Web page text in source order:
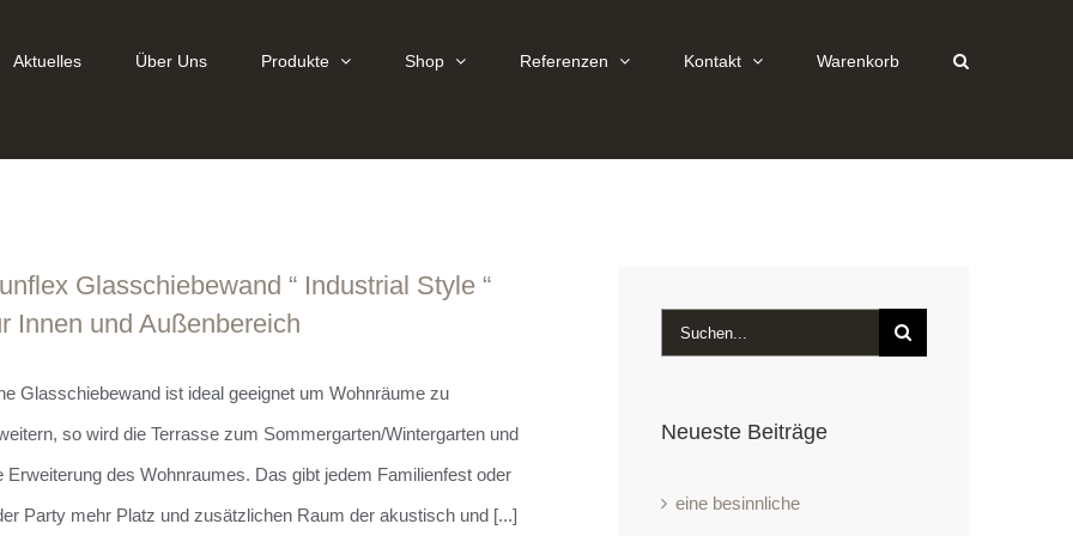
Aktuelles Über Uns Produkte Shop Referenzen Kontakt Warenkorb
Glasschiebewand “ Industrial Style “
Innen und Außenbereich
Glasschiebewand ist ideal geeignet um Wohnräume zu
so wird die Terrasse zum Sommergarten/Wintergarten und
Erweiterung des Wohnraumes. Das gibt jedem Familienfest oder
Party mehr Platz und zusätzlichen Raum der akustisch und [...]
Suche
Neueste Beiträge
eine besinnliche